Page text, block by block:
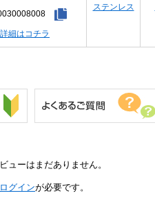
細はコチラ
ステンレス
ューはまだありません。
ログインが必要です。